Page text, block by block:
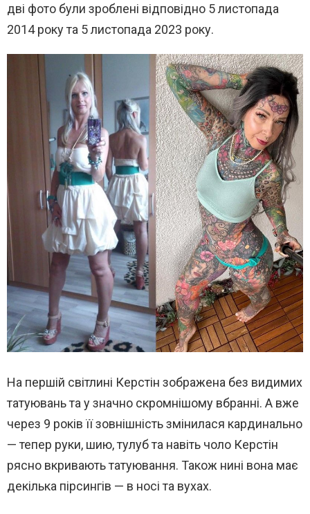
дві фото були зроблені відповідно 5 листопада
2014 року та 5 листопада 2023 року.
На першій світлині Керстін зображена без видимих
татуювань та у значно скромнішому вбранні. А вже
через 9 років її зовнішність змінилася кардинально
— тепер руки, шию, тулуб та навіть чоло Керстін
рясно вкривають татуювання. Також нині вона має
декілька пірсингів — в носі та вухах.